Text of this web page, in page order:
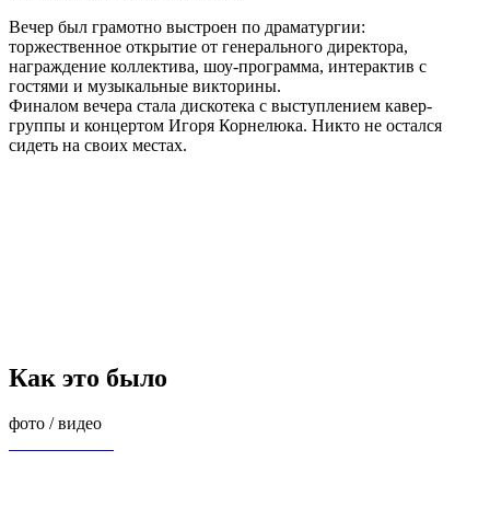
Вечер был грамотно выстроен по драматургии:
торжественное открытие от генерального директора,
награждение коллектива, шоу-программа, интерактив с
гостями и музыкальные викторины.
Финалом вечера стала дискотека с выступлением кавер-
группы и концертом Игоря Корнелюка. Никто не остался
сидеть на своих местах.
Как это было
фото / видео